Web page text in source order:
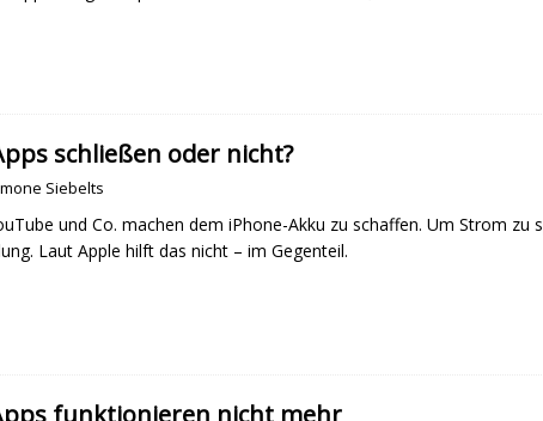
schließen oder nicht?
Siebelts
und Co. machen dem iPhone-Akku zu schaffen. Um Strom zu
Laut Apple hilft das nicht – im Gegenteil.
funktionieren nicht mehr